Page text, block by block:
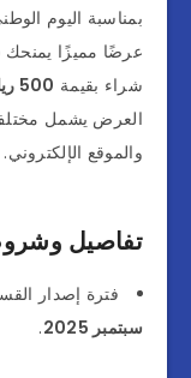
بمناسبة اليوم الوطني
عرضًا مميزًا يمنحك
شراء بقيمة 500 ريال فأكثر
العرض يشمل مختلف
والموقع الإلكتروني.
تفاصيل
فترة إصدار
سبتمبر 2025
.